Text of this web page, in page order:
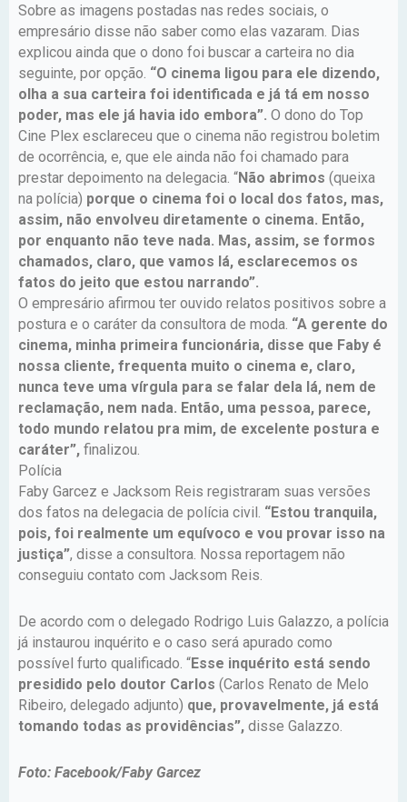
Sobre as imagens postadas nas redes sociais, o
empresário disse não saber como elas vazaram. Dias
explicou ainda que o dono foi buscar a carteira no dia
seguinte, por opção. “O cinema ligou para ele dizendo,
olha a sua carteira foi identificada e já tá em nosso
poder, mas ele já havia ido embora”. O dono do Top
Cine Plex esclareceu que o cinema não registrou boletim
de ocorrência, e, que ele ainda não foi chamado para
prestar depoimento na delegacia. “Não abrimos (queixa
na polícia) porque o cinema foi o local dos fatos, mas,
assim, não envolveu diretamente o cinema. Então,
por enquanto não teve nada. Mas, assim, se formos
chamados, claro, que vamos lá, esclarecemos os
fatos do jeito que estou narrando”.
O empresário afirmou ter ouvido relatos positivos sobre a
postura e o caráter da consultora de moda. “A gerente do
cinema, minha primeira funcionária, disse que Faby é
nossa cliente, frequenta muito o cinema e, claro,
nunca teve uma vírgula para se falar dela lá, nem de
reclamação, nem nada. Então, uma pessoa, parece,
todo mundo relatou pra mim, de excelente postura e
caráter”, finalizou.
Polícia
Faby Garcez e Jacksom Reis registraram suas versões
dos fatos na delegacia de polícia civil. “Estou tranquila,
pois, foi realmente um equívoco e vou provar isso na
justiça”, disse a consultora. Nossa reportagem não
conseguiu contato com Jacksom Reis.
De acordo com o delegado Rodrigo Luis Galazzo, a polícia
já instaurou inquérito e o caso será apurado como
possível furto qualificado. “Esse inquérito está sendo
presidido pelo doutor Carlos (Carlos Renato de Melo
Ribeiro, delegado adjunto) que, provavelmente, já está
tomando todas as providências”, disse Galazzo.
Foto: Facebook/Faby Garcez